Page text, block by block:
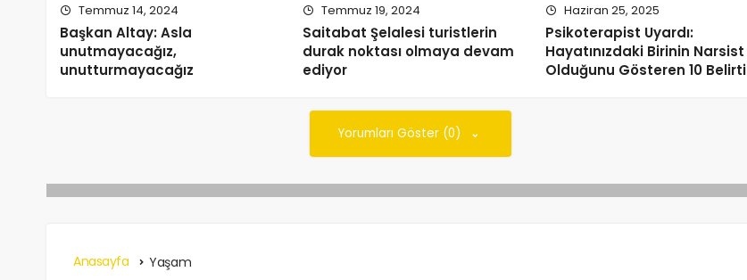
Temmuz 14, 2024
Başkan Altay: Asla
unutmayacağız,
unutturmayacağız
Temmuz 19, 2024
Saitabat Şelalesi turistlerin
durak noktası olmaya devam
ediyor
Haziran 25, 2025
Psikoterapist Uyardı:
Hayatınızdaki Birinin Narsist
Olduğunu Gösteren 10 Belirti
Yorumları Göster (0)
Anasayfa Yaşam